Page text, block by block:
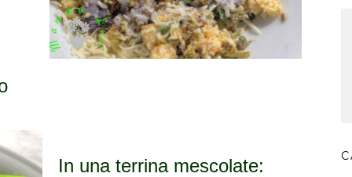
In una terrina mescolate: